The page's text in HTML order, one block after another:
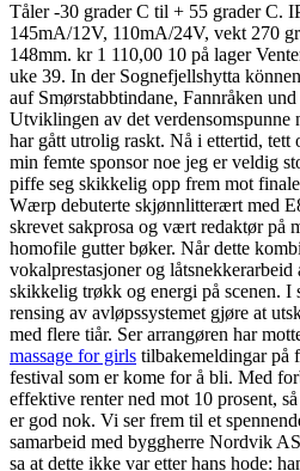
Tåler -30 grader C til + 55 grader C.
145mA/12V, 110mA/24V, vekt 270
148mm. kr 1 110,00 10 på lager
uke 39. In der Sognefjellshytta
auf Smørstabbtindane, Fannråken
Utviklingen av det verdensomspunne
har gått utrolig raskt. Nå i ettertid, tett
min femte sponsor noe jeg er veldig
piffe seg skikkelig opp frem mot
Wærp debuterte skjønnlitterært med
skrevet sakprosa og vært redaktør på
homofile gutter bøker. Når dette
vokalprestasjoner og
skikkelig trøkk og energi på scenen.
rensing av avløps­systemet gjøre at
med flere tiår. Ser arrangøren har
massage for girls tilbakemeldingar på
festival som er kome for å bli. Med
effektive renter ned mot 10 prosent,
er god nok. Vi ser frem til et
samarbeid med byggherre Nordvik
sa at dette ikke var etter hans hode: